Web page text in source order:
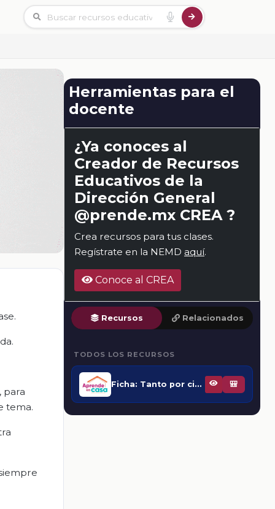
para
tema.
Herramientas para el
docente
¿Ya conoces al
Creador de Recursos
Educativos de la
Dirección General
@prende.mx CREA ?
Crea recursos para tus clases.
Regístrate en la NEMD aquí.
Conoce al CREA
Recursos Relacionados
TODOS LOS RECURSOS
Ficha: Tanto por ciento 🎒